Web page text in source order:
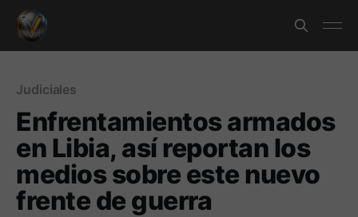
Judiciales
Enfrentamientos armados
en Libia, así reportan los
medios sobre este nuevo
frente de guerra